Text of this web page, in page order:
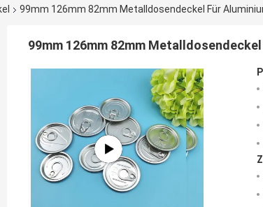
99mm 126mm 82mm Metalldosendeckel Für
99mm 126mm 82mm